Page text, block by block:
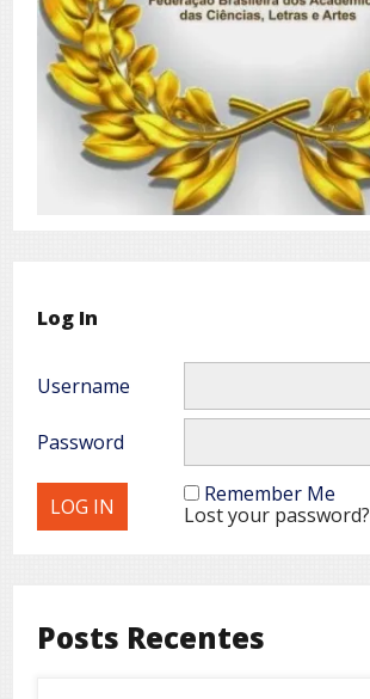
Log In
Username
Password
Remember Me
Lost your password?
Posts Recentes